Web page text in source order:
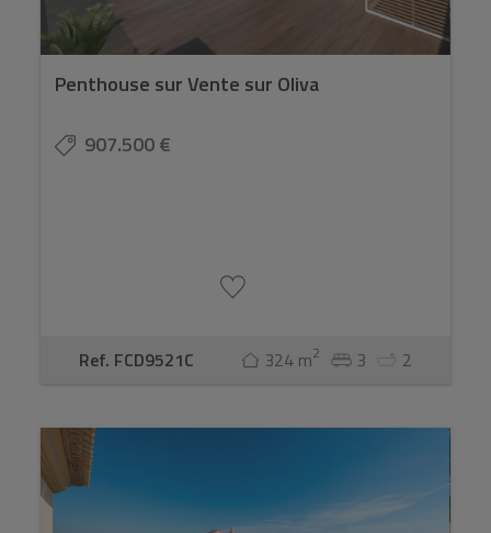
Penthouse sur Vente sur Oliva
907.500 €
Ref. FCD9521C 324 m2 3 2